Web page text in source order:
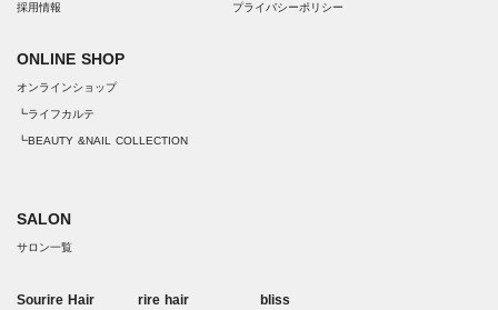
採用情報
ONLINE SHOP
オンラインショップ
┗ライフカルテ
┗BEAUTY &NAIL COLLECTION
プライバシーポリシー
SALON
サロン一覧
Sourire Hair
rire hair
bliss